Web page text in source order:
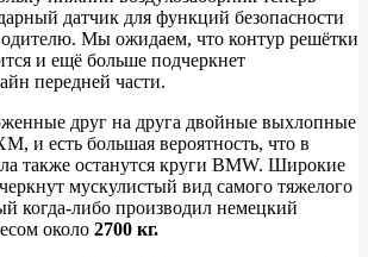
датчик для функций безопасности
Мы ожидаем, что контур решётки
и ещё больше подчеркнет
передней части.
друг на друга двойные выхлопные
и есть большая вероятность, что в
также останутся круги BMW. Широкие
мускулистый вид самого тяжелого
когда-либо производил немецкий
около 2700 кг.